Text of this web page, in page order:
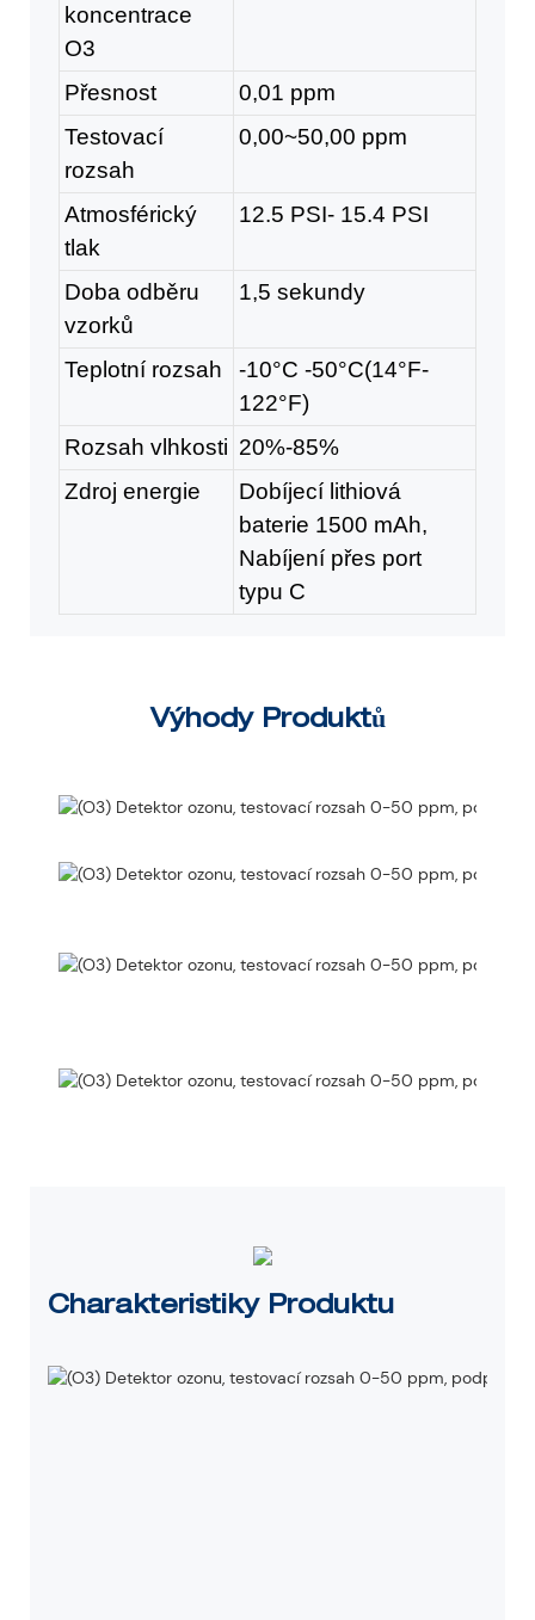
koncentrace
O3
Přesnost
0,01 ppm
Testovací
rozsah
0,00~50,00 ppm
Atmosférický
tlak
12.5 PSI- 15.4 PSI
Doba odběru
vzorků
1,5 sekundy
Teplotní rozsah
-10°C -50°C(14°F-
122°F)
Rozsah vlhkosti 20%-85%
Zdroj energie
Dobíjecí lithiová
baterie 1500 mAh,
Nabíjení přes port
typu C
Výhody Produktů
Charakteristiky Produktu